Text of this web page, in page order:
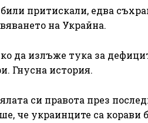
притискали, едва
на Украйна.
да излъже тука за
Гнусна история.
си правота през
че украинците са корави